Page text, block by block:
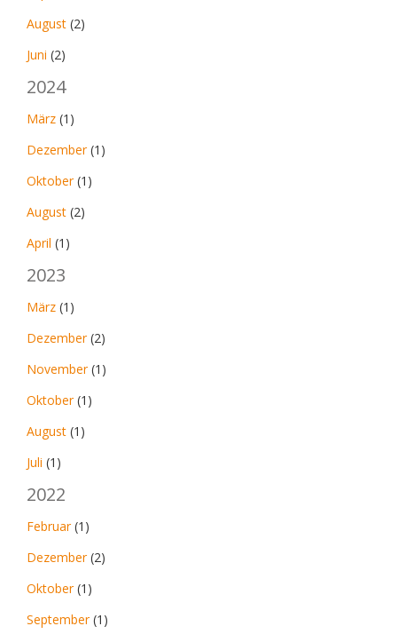
August (2)
Juni (2)
2024
März (1)
Dezember(1)
Oktober(1)
August (2)
April (1)
2023
März (1)
Dezember(2)
November(1)
Oktober(1)
August (1)
Juli (1)
2022
Februar(1)
Dezember(2)
Oktober(1)
September(1)